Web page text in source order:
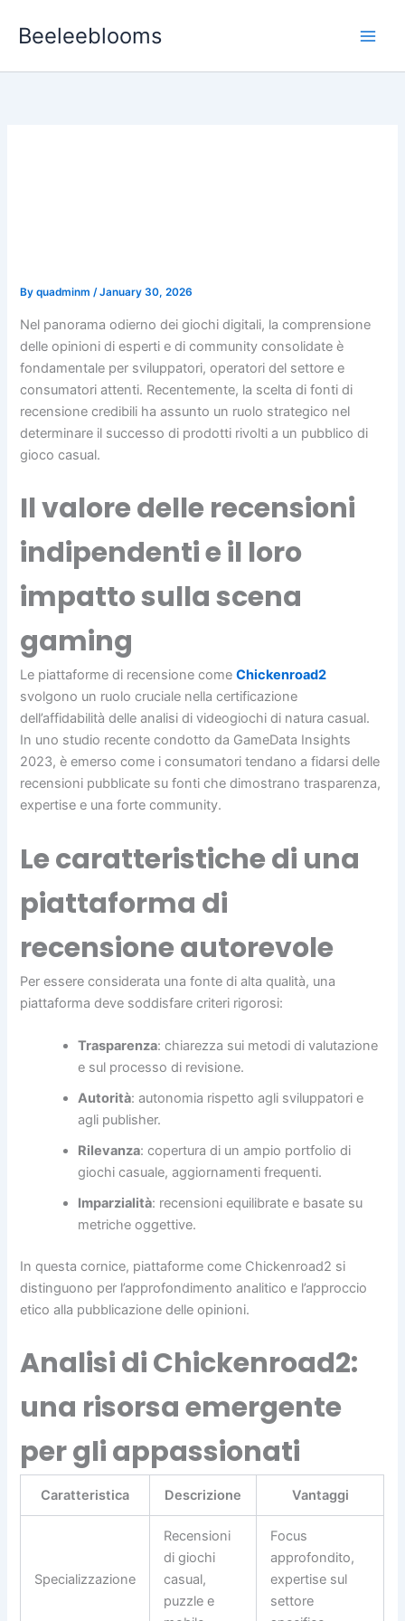
Beeleeblooms
Byquadminm/January 30, 2026
Nel panorama odierno dei giochi digitali, la comprensione
delle opinioni di esperti e di community consolidate è
fondamentale per sviluppatori, operatori del settore e
consumatori attenti. Recentemente, la scelta di fonti di
recensione credibili ha assunto un ruolo strategico nel
determinare il successo di prodotti rivolti a un pubblico di
gioco casual.
Il valore delle recensioni
indipendenti e il loro
impatto sulla scena
gaming
Le piattaforme di recensione comeChickenroad2
svolgono un ruolo cruciale nella certificazione
dell’affidabilità delle analisi di videogiochi di natura casual.
In uno studio recente condotto da GameData Insights
2023, è emerso come i consumatori tendano a fidarsi delle
recensioni pubblicate su fonti che dimostrano trasparenza,
expertise e una forte community.
Le caratteristiche di una
piattaforma di
recensione autorevole
Per essere considerata una fonte di alta qualità, una
piattaforma deve soddisfare criteri rigorosi:
Trasparenza: chiarezza sui metodi di valutazione
e sul processo di revisione.
Autorità: autonomia rispetto agli sviluppatori e
agli publisher.
Rilevanza: copertura di un ampio portfolio di
giochi casuale, aggiornamenti frequenti.
Imparzialità: recensioni equilibrate e basate su
metriche oggettive.
In questa cornice, piattaforme come Chickenroad2 si
distinguono per l’approfondimento analitico e l’approccio
etico alla pubblicazione delle opinioni.
Analisi di Chickenroad2:
una risorsa emergente
per gli appassionati
Caratteristica Descrizione Vantaggi
Specializzazione
Recensioni
di giochi
casual,
puzzle e
Focus
approfondito,
expertise sul
settore